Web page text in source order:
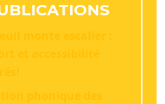
monte escalier :
et accessibilité
phonique des